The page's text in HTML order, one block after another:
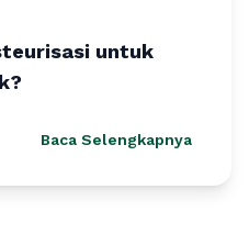
untuk
Baca Selengkapnya